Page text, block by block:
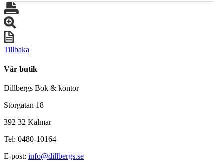
Tillbaka
Vår butik
Dillbergs Bok & kontor
Storgatan 18
392 32 Kalmar
Tel: 0480-10164
E-post: info@dillbergs.se